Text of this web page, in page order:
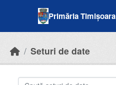
Primăria Timișoara
Seturi de date